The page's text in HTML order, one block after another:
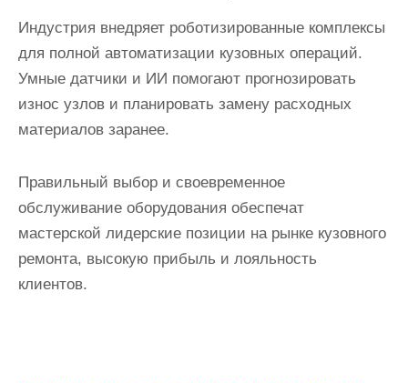
Индустрия внедряет роботизированные комплексы
для полной автоматизации кузовных операций.
Умные датчики и ИИ помогают прогнозировать
износ узлов и планировать замену расходных
материалов заранее.
Правильный выбор и своевременное
обслуживание оборудования обеспечат
мастерской лидерские позиции на рынке кузовного
ремонта, высокую прибыль и лояльность
клиентов.